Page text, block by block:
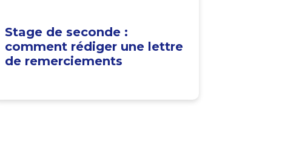
Stage de seconde :
comment rédiger une lettre
de remerciements